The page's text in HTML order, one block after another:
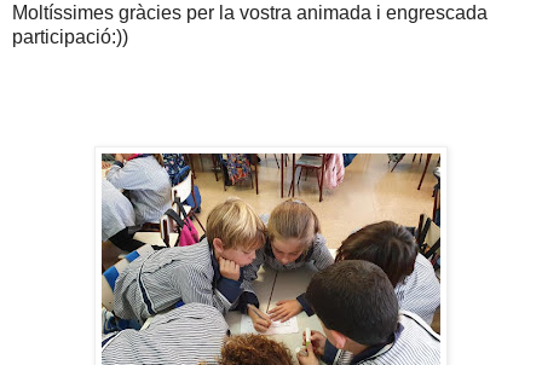
Moltíssimes gràcies per la vostra animada i engrescada
participació:))